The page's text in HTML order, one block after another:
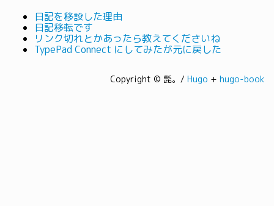
日記を移設した理由
日記移転です
リンク切れとかあったら教えてくださいね
TypePad Connect にしてみたが元に戻した
Copyright © 髭。/ Hugo + hugo-book